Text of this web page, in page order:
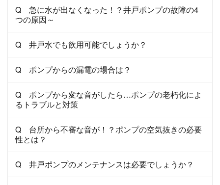
Q 急に水が出なくなった！？井戸ポンプの故障の4
つの原因～
Q 井戸水でも飲用可能でしょうか？
Q ポンプからの漏電の場合は？
Q ポンプから変な音がしたら…ポンプの老朽化によ
るトラブルと対策
Q 台所から不審な音が！？ポンプの空気抜きの必要
性とは？
Q 井戸ポンプのメンテナンスは必要でしょうか？